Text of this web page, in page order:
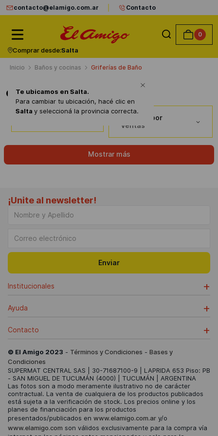
contacto@elamigo.com.ar Contacto
0
Comprar desde:Salta
Te ubicamos en Salta.
Para cambiar tu ubicación, hacé clic en
Salta y seleccioná la provincia correcta.
Baños y cocinas Griferías de Baño
Griferías de Baño
Ordenar por
Ventas
Mostrar más
¡Unite al newsletter!
Enviar
Institucionales +
Ayuda +
Contacto +
© El Amigo 2023 - Términos y Condiciones - Bases y
Condiciones
SUPERMAT CENTRAL SAS | 30-71687100-9 | LAPRIDA 653 Piso: PB
- SAN MIGUEL DE TUCUMÁN (4000) | TUCUMÁN | ARGENTINA
Las fotos son a modo meramente ilustrativo no de carácter
contractual. La venta de cualquiera de los productos publicados
está sujeta a la verificación de stock. Los precios online y los
planes de financiación para los productos
presentados/publicados en www.elamigo.com.ar y/o
www.elamigo.com son válidos exclusivamente para la compra vía